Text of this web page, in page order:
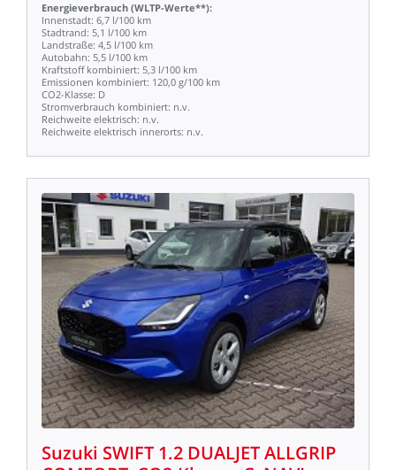
Energieverbrauch (WLTP-Werte**):
Innenstadt: 6,7 l/100 km
Stadtrand: 5,1 l/100 km
Landstraße: 4,5 l/100 km
Autobahn: 5,5 l/100 km
Kraftstoff kombiniert: 5,3 l/100 km
Emissionen kombiniert: 120,0 g/100 km
CO2-Klasse: D
Stromverbrauch kombiniert: n.v.
Reichweite elektrisch: n.v.
Reichweite elektrisch innerorts: n.v.
Suzuki SWIFT 1.2 DUALJETALLGRIP